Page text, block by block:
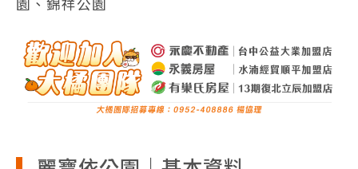
園、錦祥公園